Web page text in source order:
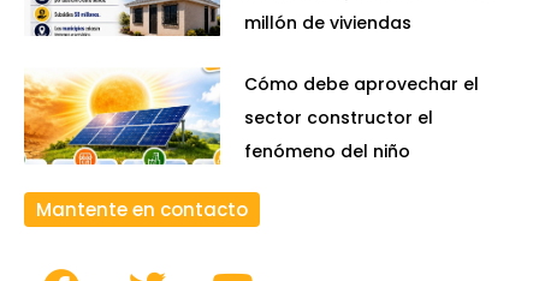
millón de viviendas
Cómo debe aprovechar el
sector constructor el
fenómeno del niño
Mantente en contacto